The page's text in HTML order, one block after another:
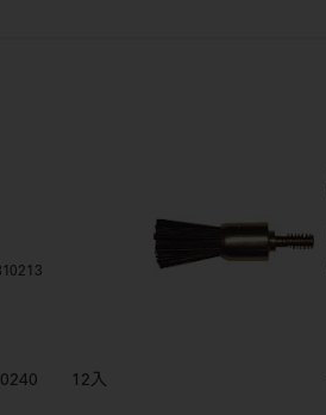
ラシ
0240 12入